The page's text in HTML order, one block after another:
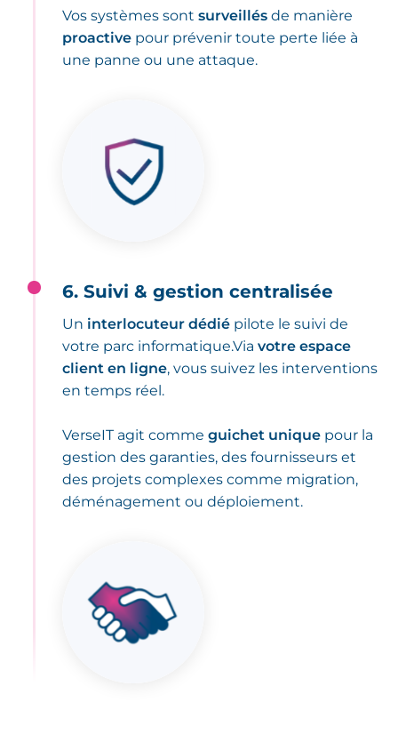
Vos systèmes sontsurveillés de manière
proactive pour prévenir toute perte liée à
une panne ou une attaque.
6. Suivi & gestion centralisée
Un interlocuteur dédié pilote le suivi de
votre parc informatique.Viavotre espace
client en ligne, vous suivez les interventions
en temps réel.
VerseIT agit commeguichet unique pour la
gestion des garanties, des fournisseurs et
des projets complexes comme migration,
déménagement ou déploiement.